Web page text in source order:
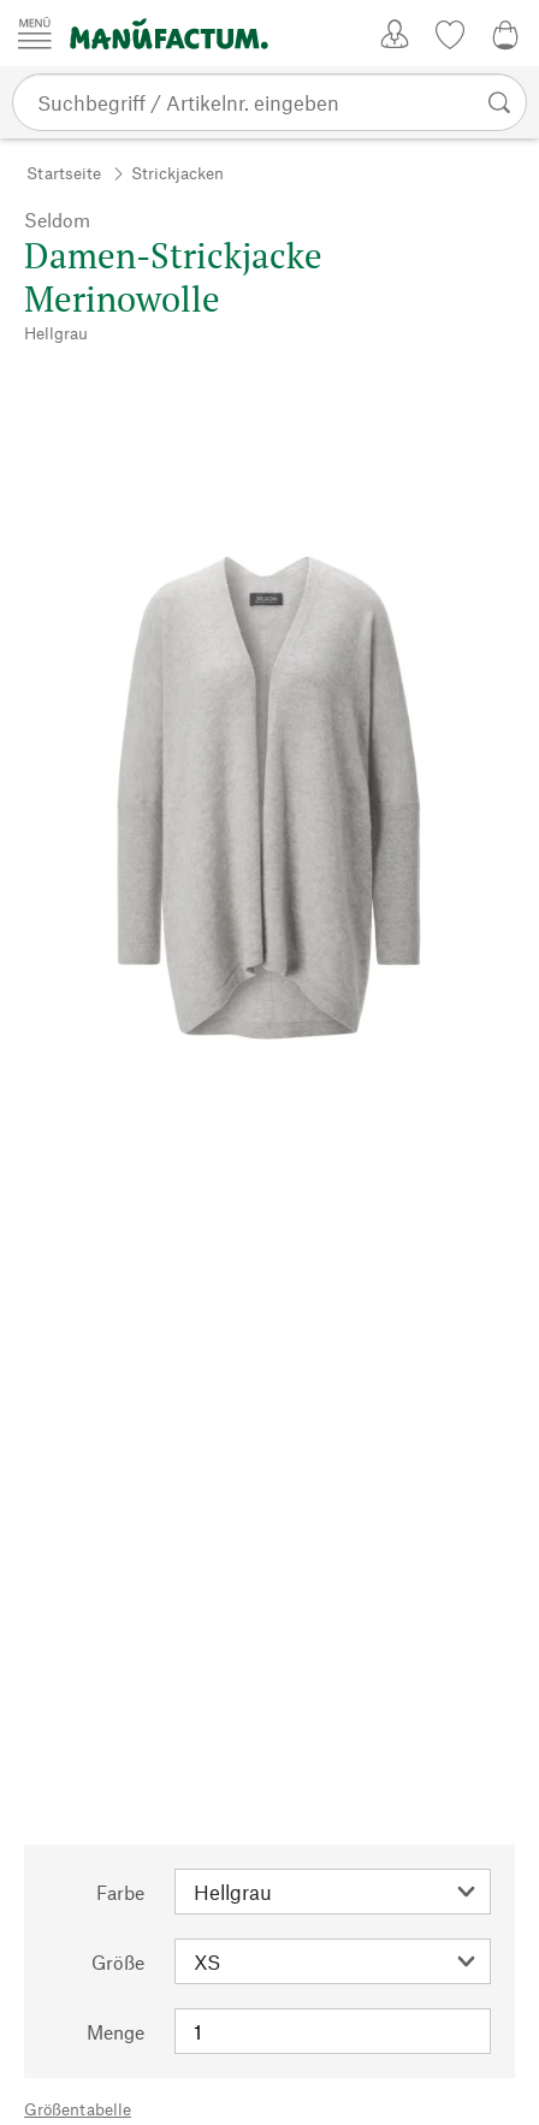
Zum Inhalt springen
Startseite Strickjacken
Seldom
Damen-Strickjacke
Merinowolle
Hellgrau
Farbe
Größe
Menge
Größentabelle